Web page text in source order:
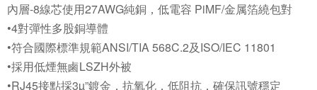
內層-8線芯使用27AWG純銅，低電容 PiMF/金属箔繞包對
•4對彈性多股銅導體
•符合國際標準規範ANSI/TIA 568C.2及ISO/IEC 11801
•採用低煙無鹵LSZH外被
•RJ45接點採3µ”鍍金，抗氧化，低阻抗，確保訊號穩定